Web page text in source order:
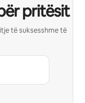
pritësit
të suksesshme të